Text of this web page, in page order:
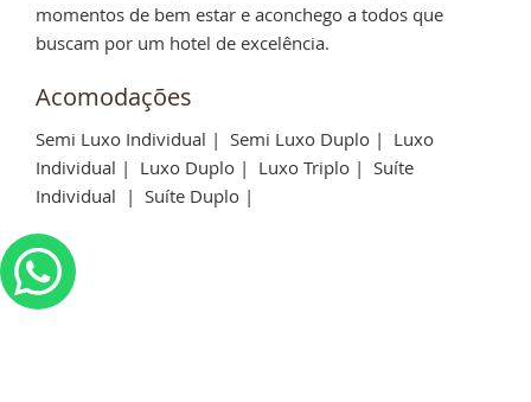
momentos de bem estar e aconchego a todos que
buscam por um hotel de excelência.
Acomodações
Semi Luxo Individual | Semi Luxo Duplo | Luxo
Individual | Luxo Duplo | Luxo Triplo | Suíte
Individual | Suíte Duplo |